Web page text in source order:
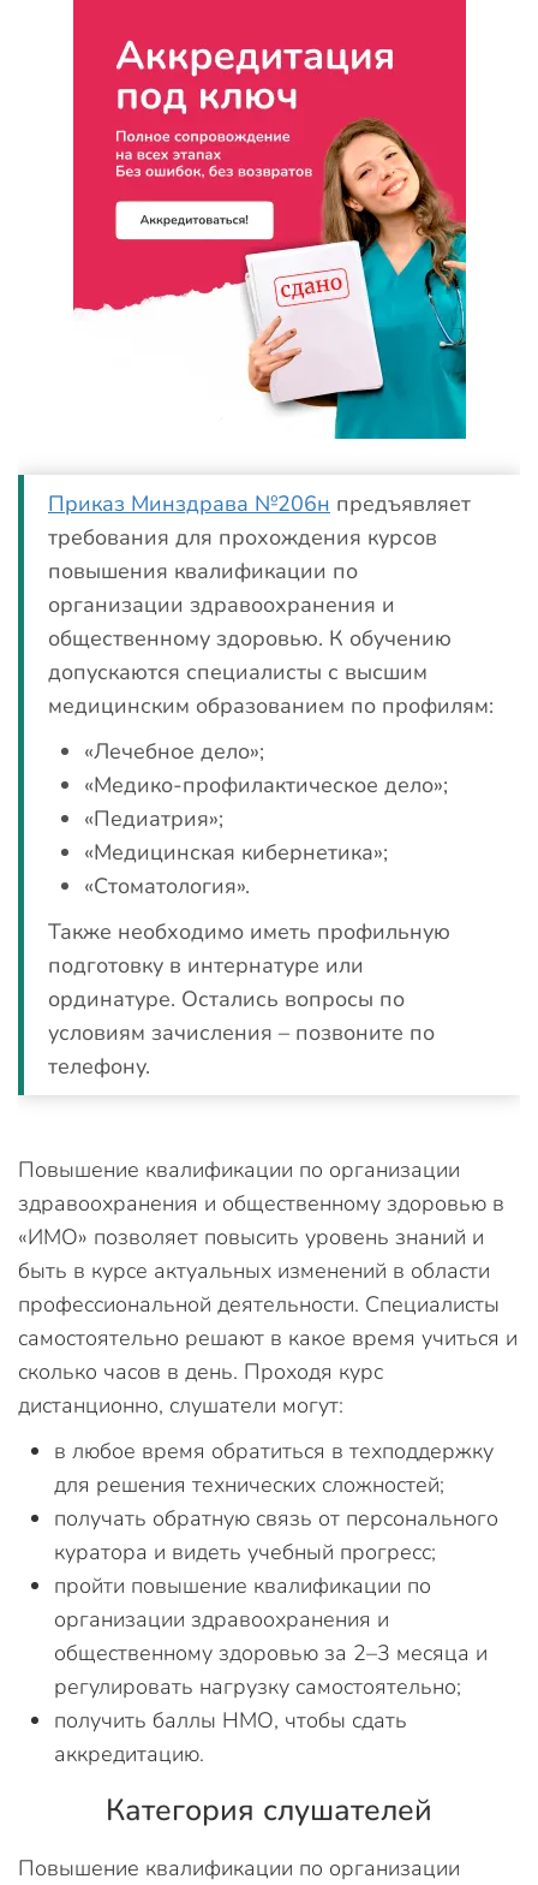
Приказ Минздрава №206н предъявляет
требования для прохождения курсов
повышения квалификации по
организации здравоохранения и
общественному здоровью. К обучению
допускаются специалисты с высшим
медицинским образованием по профилям:
«Лечебное дело»;
«Медико-профилактическое дело»;
«Педиатрия»;
«Медицинская кибернетика»;
«Стоматология».
Также необходимо иметь профильную
подготовку в интернатуре или
ординатуре. Остались вопросы по
условиям зачисления – позвоните по
телефону.
Повышение квалификации по организации
здравоохранения и общественному здоровью в
«ИМО» позволяет повысить уровень знаний и
быть в курсе актуальных изменений в области
профессиональной деятельности. Специалисты
самостоятельно решают в какое время учиться и
сколько часов в день. Проходя курс
дистанционно, слушатели могут:
в любое время обратиться в техподдержку
для решения технических сложностей;
получать обратную связь от персонального
куратора и видеть учебный прогресс;
пройти повышение квалификации по
организации здравоохранения и
общественному здоровью за 2–3 месяца и
регулировать нагрузку самостоятельно;
получить баллы НМО, чтобы сдать
аккредитацию.
Категория слушателей
Повышение квалификации по организации